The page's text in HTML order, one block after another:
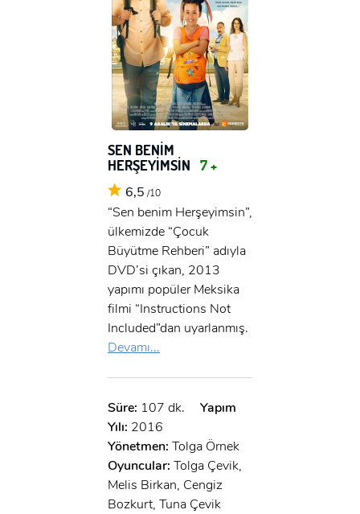
SEN BENİM
HERŞEYİMSİN 7 +
6,5 /10
“Sen benim Herşeyimsin”,
ülkemizde “Çocuk
Büyütme Rehberi” adıyla
DVD’si çıkan, 2013
yapımı popüler Meksika
filmi “Instructions Not
Included”dan uyarlanmış.
Devamı...
Süre: 107 dk.
Yapım
Yılı: 2016
Yönetmen: Tolga Örnek
Oyuncular: Tolga Çevik,
Melis Birkan, Cengiz
Bozkurt, Tuna Çevik